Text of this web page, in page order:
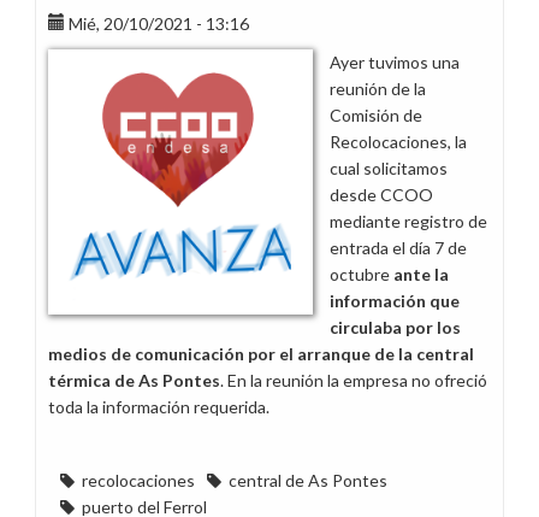
Mié, 20/10/2021 - 13:16
Ayer tuvimos una
reunión de la
Comisión de
Recolocaciones, la
cual solicitamos
desde CCOO
mediante registro de
entrada el día 7 de
octubre ante la
información que
circulaba por los
medios de comunicación por el arranque de la central
térmica de As Pontes. En la reunión la empresa no ofreció
toda la información requerida.
recolocaciones
central de As Pontes
puerto del Ferrol